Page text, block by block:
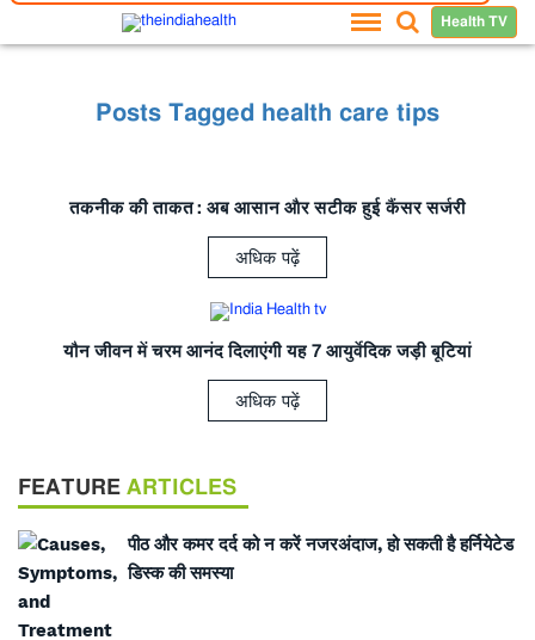
Health TV
Posts Tagged health care tips
तकनीक की ताकत: अब आसान और सटीक हुई कैंसर सर्जरी
अधिक पढ़ें
यौन जीवन में चरम आनंद दिलाएंगी यह 7 आयुर्वेदिक जड़ी बूटियां
अधिक पढ़ें
FEATURE ARTICLES
पीठ और कमर दर्द को न करें नजरअंदाज, हो सकती है हर्नियेटेड
डिस्क की समस्या